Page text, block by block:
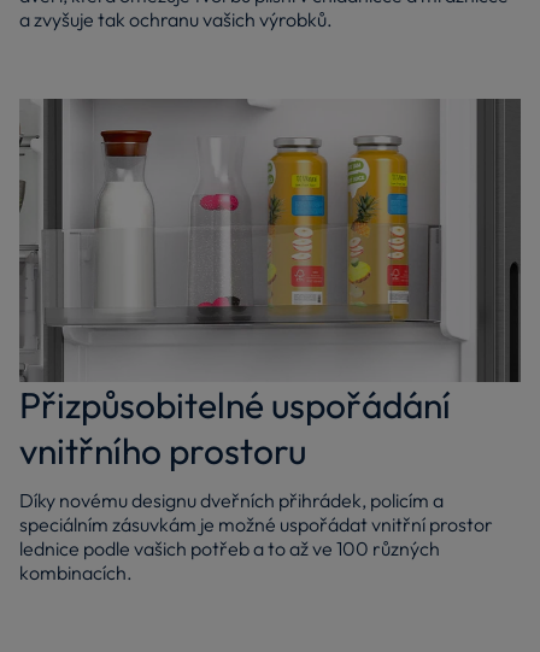
a zvyšuje tak ochranu vašich výrobků.
Přizpůsobitelné uspořádání
vnitřního prostoru
Díky novému designu dveřních přihrádek, policím a
speciálním zásuvkám je možné uspořádat vnitřní prostor
lednice podle vašich potřeb a to až ve 100 různých
kombinacích.